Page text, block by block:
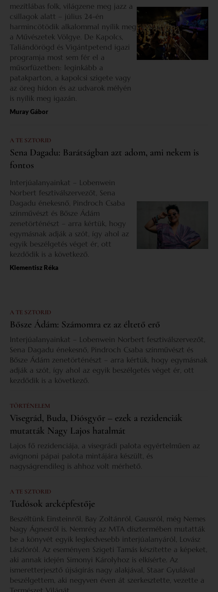
mezítlábas folk, világzene meg jazz a
csillagok alatt – július 24-én
harmincötödik alkalommal nyílik meg
a Művészetek Völgye. De Kapolcs,
Taliándörögd és Vigántpetend igazi
programja most sem fér el a
műsorfüzetben: leginkább a
patakparton, a kapolcsi szigete vagy
az öreg hídon és az udvarok mélyén
is nyílik meg igazán.
Muray Gábor
A TE SZTORID
Sena Dagadu: Barátságban azt adom, ami nekem is
fontos
Interjúalanyainkat – Lobenwein
Norbert fesztiválszervezőt, Sena
Dagadu énekesnő, Pindroch Csaba
színművészt és Bősze Ádám
zenetörténészt – arra kértük, hogy
egymásnak adják a szót, így ahol az
egyik beszélgetés véget ér, ott
kezdődik is a következő.
Klementisz Réka
A TE SZTORID
Bősze Ádám: Számomra ez az éltető erő
Interjúalanyainkat – Lobenwein Norbert fesztiválszervezőt,
Sena Dagadu énekesnő, Pindroch Csaba színművészt és
Bősze Ádám zenetörténészt – arra kértük, hogy egymásnak
adják a szót, így ahol az egyik beszélgetés véget ér, ott
kezdődik is a következő.
TÖRTÉNELEM
Visegrád, Buda, Diósgyőr – ezek a rezidenciák
mutatták Nagy Lajos hatalmát
Lajos fő rezidenciája, a visegrádi palota egyértelműen az
avignoni pápai palota mintájára készült, és
nagyságrendileg is ahhoz volt mérhető.
A TE SZTORID
Tudósok arcképfestője
Beszéltünk Einsteinről, Bay Zoltánról, Gaussról, még Nemes
Nagy Ágnesről is. Nemrég az MTA dísztermében mutatták
be a könyvét egyik legkedvesebb interjúalanyáról, Lovász
Lászlóról. Az eseményen Szigeti Tamás készítette a képeket,
aki annak idején Simonyi Károlyhoz is elkísérte. Az
ismeretterjesztő újságírás nagy alakjával, Staar Gyulával
beszélgettem, aki negyven éven át szerkesztette, vezette a